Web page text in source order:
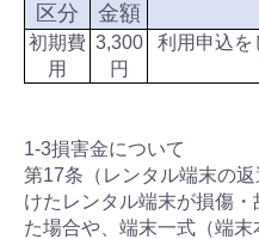
区分 金額
初期費
用
3,300
円
利用申込を
1-3損害金について
第17条（レンタル端末の
けたレンタル端末が損傷
た場合や、端末一式（端末